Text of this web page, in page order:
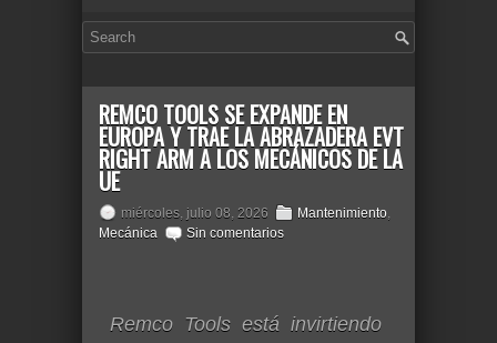
REMCO TOOLS SE EXPANDE EN
EUROPA Y TRAE LA ABRAZADERA EVT
RIGHT ARM A LOS MECÁNICOS DE LA
UE
miércoles, julio 08, 2026 Mantenimiento,
Mecánica
Sin comentarios
Remco Tools está invirtiendo